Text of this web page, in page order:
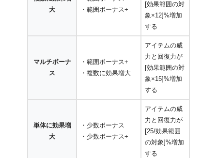
大
・範囲ボーナス+
[効果範囲の対
象×12]%増加
する
マルチボーナ
ス
・範囲ボーナス+
・複数に効果増大
アイテムの威
力と回復力が
[効果範囲の対
象×15]%増加
する
単体に効果増
大
・少数ボーナス
・少数ボーナス+
アイテムの威
力と回復力が
[25/効果範囲
の対象]%増加
する